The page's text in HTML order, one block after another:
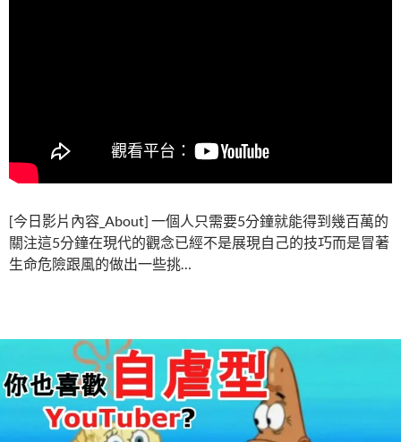
[今日影片內容_About] 一個人只需要5分鐘就能得到幾百萬的
關注這5分鐘在現代的觀念已經不是展現自己的技巧而是冒著
生命危險跟風的做出一些挑…